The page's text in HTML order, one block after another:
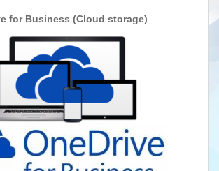
for Business (Cloud storage)